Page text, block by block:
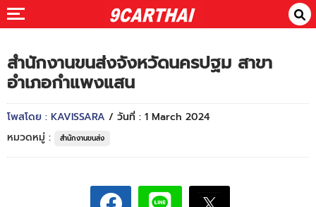
สำนักงานขนส่งจังหวัดนครปฐม สาขา
อำเภอกำแพงแสน
โพสโดย : KAVISSARA / วันที่ : 1 March 2024
หมวดหมู่ :
สำนักงานขนส่ง